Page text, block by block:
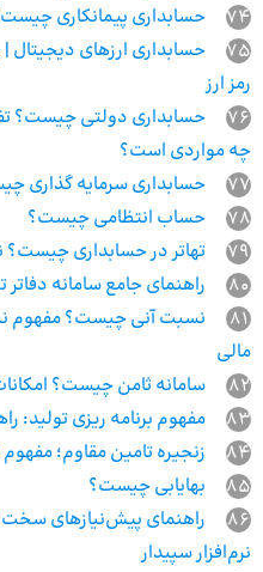
74
حسابداری پیمانکاری
75
حسابداری ارزهای دیجیتال |
رمز ارز
76
حسابداری دولتی چیست؟
چه مواردی است؟
77
حسابداری سرمایه گذاری
78
حساب انتظامی چیست؟
79
تهاتر در حسابداری
80
راهنمای جامع سامانه دفاتر تجاری
81
نسبت آنی چیست؟ مفهوم
مالی
82
سامانه ثامن چیست؟
83
مفهوم برنامه‌ ریزی تولید:
84
زنجیره تامین مقاوم؛
85
بهایابی چیست؟
86
راهنمای پیش‌نیازهای
نرم‌افزار سپیدار